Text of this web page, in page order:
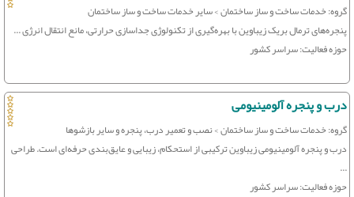
گروه: خدمات ساخت و ساز ساختمان > سایر خدمات ساخت و ساز ساختمان
پنجره‌های ترمال بریک زیباوین با بهره‌گیری از تکنولوژی جداسازی حرارتی، مانع انتقال انرژی ...
حوزه فعالیت: سراسر کشور
درب و پنجره آلومینیومی
گروه: خدمات ساخت و ساز ساختمان > نصب و تعمیر درب، پنجره و سایر بازشوها
درب و پنجره آلومینیومی زیباوین ترکیبی از استحکام، زیبایی و عایق‌بندی حرفه‌ای است. طراحی
...
حوزه فعالیت: سراسر کشور